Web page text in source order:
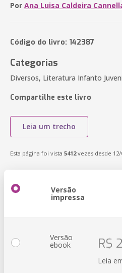
Por Ana Luisa Caldeira
Código do livro: 142387
Categorias
Diversos, Literatura Infanto
Compartilhe este livro
Leia um trecho
Esta página foi vista 5412vezes desde 12/
Versão
impressa
Versão
ebook R$
Leia